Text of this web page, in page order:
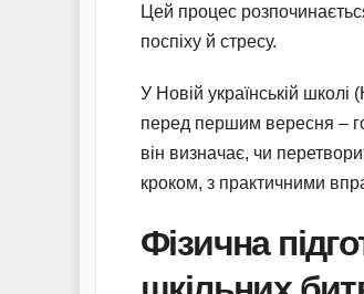
Цей процес
поспіху й стресу.
У Новій українській
перед першим вересня –
він визначає, чи
кроком, з практичними
Фізична